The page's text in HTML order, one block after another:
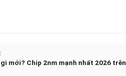
mới? Chip 2nm mạnh nhất 2026 trên